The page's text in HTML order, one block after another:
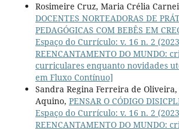
Rosimeire Cruz, Maria Crélia
DOCENTES NORTEADORAS DE
PEDAGÓGICAS COM BEBÊS EM
Espaço do Currículo: v. 16 n. 2
REENCANTAMENTO DO MUNDO:
curriculares enquanto novidades
em Fluxo Contínuo]
Sandra Regina Ferreira de
Aquino, PENSAR O CÓDIGO
Espaço do Currículo: v. 16 n. 2
REENCANTAMENTO DO MUNDO: